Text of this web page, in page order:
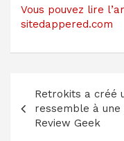
Vous pouvez lire
sitedappered.com
Navigation
de
l’article
Retrokits a créé
ressemble à une
Review Geek